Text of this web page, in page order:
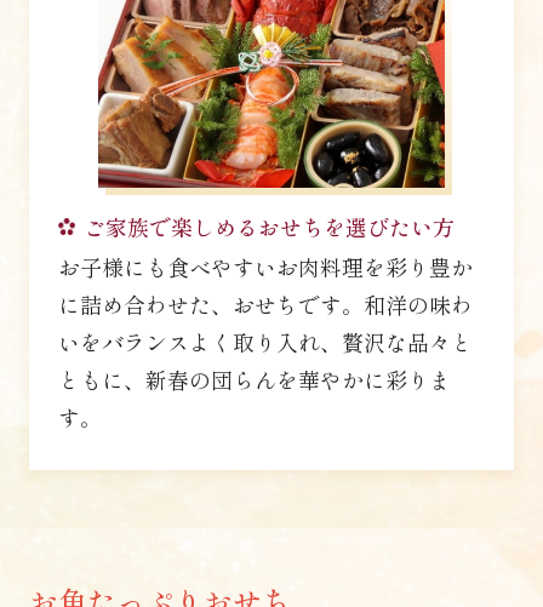
ご家族で楽しめるおせちを選びたい方
お子様にも食べやすいお肉料理を彩り豊か
に詰め合わせた、おせちです。和洋の味わ
いをバランスよく取り入れ、贅沢な品々と
ともに、新春の団らんを華やかに彩りま
す。